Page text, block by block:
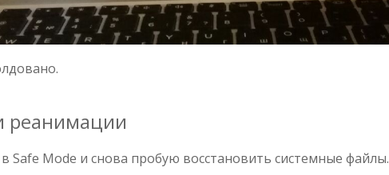
реанимации
Safe Mode и снова пробую восстановить системные файлы.